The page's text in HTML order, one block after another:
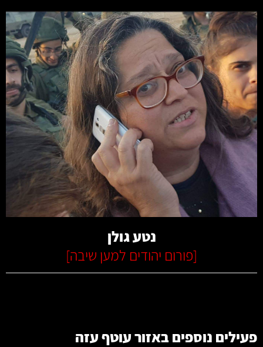
קרא עוד
נטע גולן
[פורום יהודים למען שיבה]
פעילים נוספים באזורעוטף עזה